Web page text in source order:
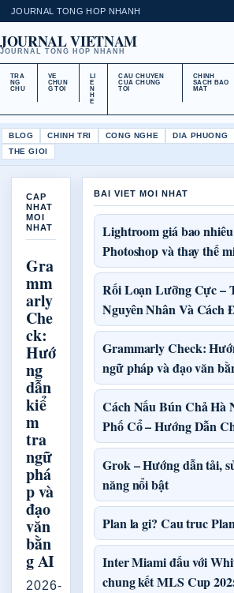
JOURNAL TONG HOP NHANH
JOURNAL VIETNAM
JOURNAL TONG HOP NHANH
TRA
NG
CHU
VE
CHUN
G TOI
LI
E
N
H
E
CAU CHUYEN
CUA CHUNG
TOI
CHINH
SACH BAO
MAT
BLOG CHINH TRI CONG NGHE DIA PHUONG
THE GIOI
CAP
NHAT
MOI
NHAT
Gra
mm
arly
Che
ck:
Hướ
ng
dẫn
kiể
m
tra
ngữ
phá
p và
đạo
văn
bằn
g AI
2026-
BAI VIET MOI NHAT
Lightroom giá bao
Photoshop và thay thế
Rối Loạn Lưỡng Cực –
Nguyên Nhân Và Cách
Grammarly Check:
ngữ pháp và đạo văn
Cách Nấu Bún Chả Hà
Phố Cổ – Hướng Dẫn
Grok – Hướng dẫn tải,
năng nổi bật
Plan la gi? Cau truc
Inter Miami đấu với
chung kết MLS Cup